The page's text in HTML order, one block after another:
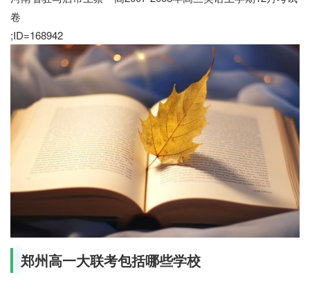
卷
;ID=168942
郑州高一大联考包括哪些学校